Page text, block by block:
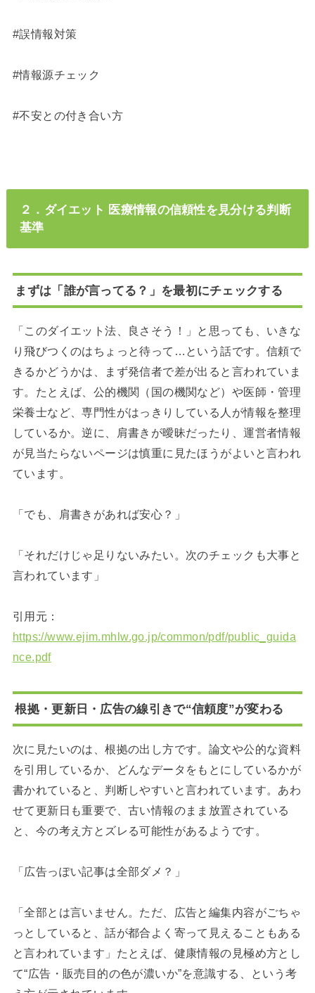
#誤情報対策
#情報源チェック
#不安との付き合い方
２．ダイエット 医療情報の信頼性を見分ける判断
基準
まずは「誰が言ってる？」を最初にチェックする
「このダイエット法、良さそう！」と思っても、いきな
り飛びつくのはちょっと待って…という話です。信頼で
きるかどうかは、まず発信者で差が出ると言われていま
す。たとえば、公的機関（国の機関など）や医師・管理
栄養士など、専門性がはっきりしている人が情報を整理
しているか。逆に、肩書きが曖昧だったり、運営者情報
が見当たらないページは慎重に見たほうがよいと言われ
ています。
「でも、肩書きがあれば安心？」
「それだけじゃ足りないみたい。次のチェックも大事と
言われています」
引用元：
https://www.ejim.mhlw.go.jp/common/pdf/public_guida
nce.pdf
根拠・更新日・広告の線引きで“信頼度”が変わる
次に見たいのは、根拠の出し方です。論文や公的な資料
を引用しているか、どんなデータをもとにしているかが
書かれていると、判断しやすいと言われています。あわ
せて更新日も重要で、古い情報のまま放置されている
と、今の考え方とズレる可能性があるようです。
「広告っぽい記事は全部ダメ？」
「全部とは言いません。ただ、広告と編集内容がごちゃ
っとしていると、話が都合よく寄って見えることもある
と言われています」たとえば、健康情報の見極め方とし
て“広告・販売目的の色が濃いか”を意識する、という考